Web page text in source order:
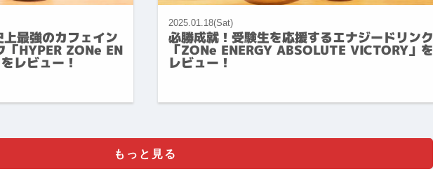
最強のカフェイン
「HYPER ZONe EN
レビュー！
2025.01.18(Sat)
必勝成就！受験生を応援するエナジードリンク
「ZONe ENERGY ABSOLUTE VICTORY」を
レビュー！
もっと見る